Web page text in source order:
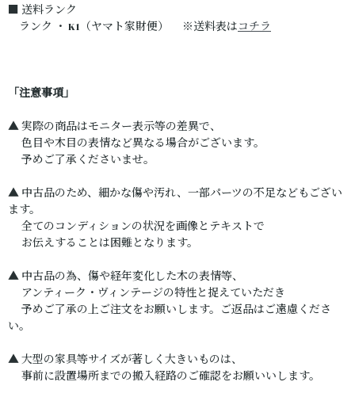
■ 送料ランク
ランク ・ K1（ヤマト家財便） ※送料表はコチラ
「注意事項」
▲ 実際の商品はモニター表示等の差異で、
色目や木目の表情など異なる場合がございます。
予めご了承くださいませ。
▲ 中古品のため、細かな傷や汚れ、一部パーツの不足などもござい
ます。
全てのコンディションの状況を画像とテキストで
お伝えすることは困難となります。
▲ 中古品の為、傷や経年変化した木の表情等、
アンティーク・ヴィンテージの特性と捉えていただき
予めご了承の上ご注文をお願いします。ご返品はご遠慮くださ
い。
▲ 大型の家具等サイズが著しく大きいものは、
事前に設置場所までの搬入経路のご確認をお願いいします。